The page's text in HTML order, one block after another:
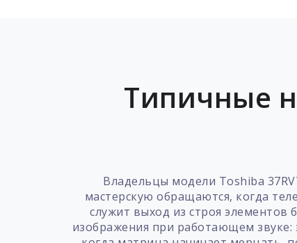
Типичные
Владельцы модели Toshiba
мастерскую обращаются, когда
служит выход из строя элементов
изображения при работающем звуке: